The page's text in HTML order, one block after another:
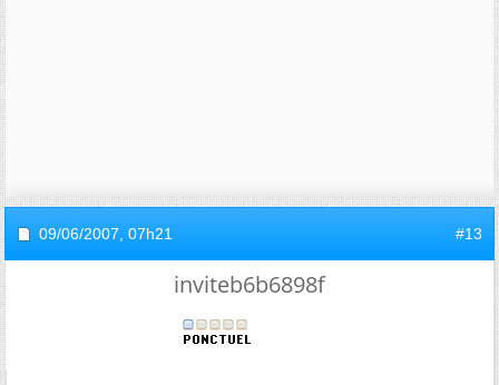
09/06/2007, 07h21 #13
inviteb6b6898f